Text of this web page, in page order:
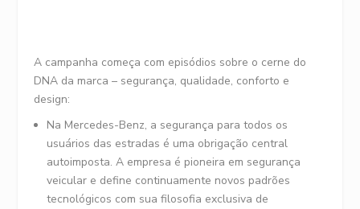
A campanha começa com episódios sobre o cerne do
DNA da marca – segurança, qualidade, conforto e
design:
Na Mercedes-Benz, a segurança para todos os
usuários das estradas é uma obrigação central
autoimposta. A empresa é pioneira em segurança
veicular e define continuamente novos padrões
tecnológicos com sua filosofia exclusiva de